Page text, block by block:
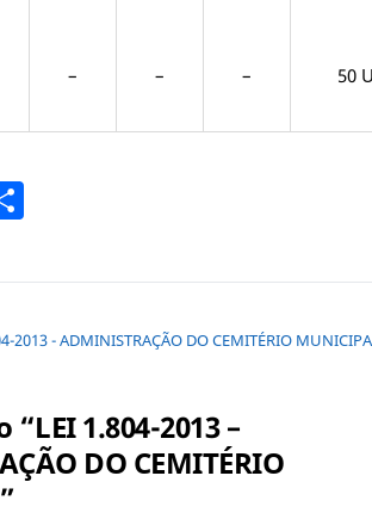
– – – 50
2013 - ADMINISTRAÇÃO DO CEMITÉRIO
1.804-2013 –
DO CEMITÉRIO